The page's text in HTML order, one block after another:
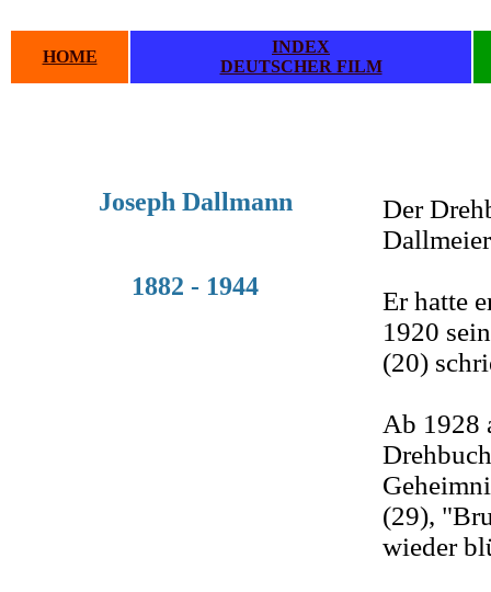
HOME
INDEX
DEUTSCHER FILM
Joseph Dallmann
1882 - 1944
Der
Er hatte
1920
(20)
Ab 1928
(29),
wieder